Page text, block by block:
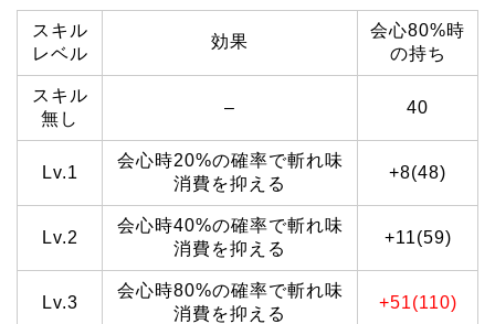
スキル
レベル
効果
会心80%時
の持ち
スキル
無し
– 40
Lv.1
会心時20%の確率で斬れ味
消費を抑える
+8(48)
Lv.2
会心時40%の確率で斬れ味
消費を抑える
+11(59)
Lv.3
会心時80%の確率で斬れ味
消費を抑える
+51(110)